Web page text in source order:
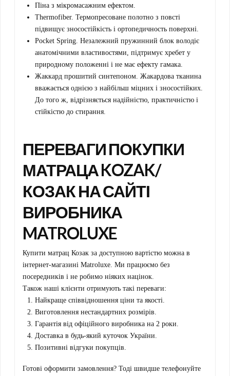
Піна з мікромасажним ефектом.
Thermofiber. Термопресоване полотно з повсті
підвищує зносостійкість і ортопедичность поверхні.
Pocket Spring. Незалежний пружинний блок володіє
анатомічними властивостями, підтримує хребет у
природному положенні і не має ефекту гамака.
Жаккард прошитий синтепоном. Жакардова тканина
вважається однією з найбільш міцних і зносостійких.
До того ж, відрізняється надійністю, практичністю і
стійкістю до стирання.
ПЕРЕВАГИ ПОКУПКИ
МАТРАЦА KOZAK/
КОЗАК НА САЙТІ
ВИРОБНИКА
MATROLUXE
Купити матрац Козак за доступною вартістю можна в
інтернет-магазині Matroluxe. Ми працюємо без
посередників і не робимо ніяких націнок.
Також наші клієнти отримують такі переваги:
Найкраще співвідношення ціни та якості.
Виготовлення нестандартних розмірів.
Гарантія від офіційного виробника на 2 роки.
Доставка в будь-який куточок України.
Позитивні відгуки покупців.
Готові оформити замовлення? Тоді швидше телефонуйте